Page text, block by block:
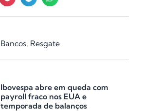
Bancos, Resgate
Ibovespa abre em queda com
payroll fraco nos EUA e
temporada de balanços